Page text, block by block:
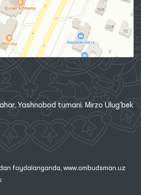
Yashnobod tumani. Mirzo Ulug‘bek
foydalanganda, www.ombudsman.uz